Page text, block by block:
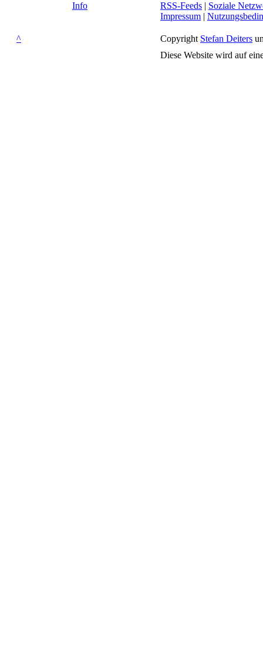
Info
RSS-Feeds | Soziale
Impressum |
^ Copyright Stefan Deiters
Diese Website wird auf